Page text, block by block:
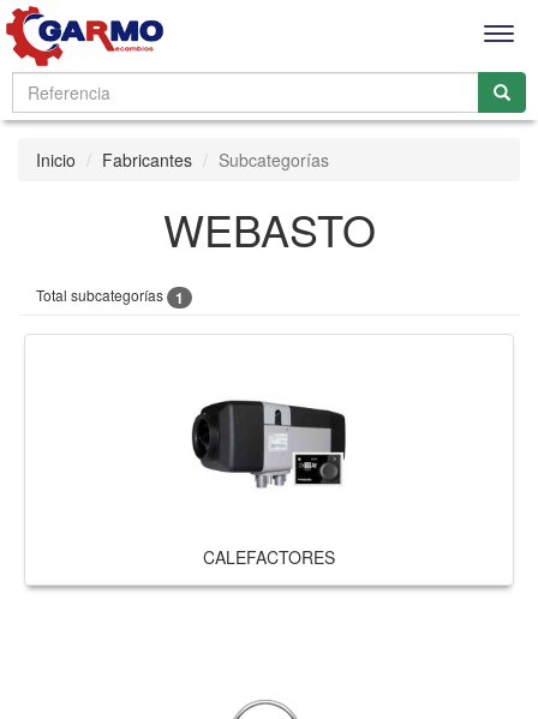
Inicio Fabricantes Subcategorías
WEBASTO
Total subcategorías 1
CALEFACTORES